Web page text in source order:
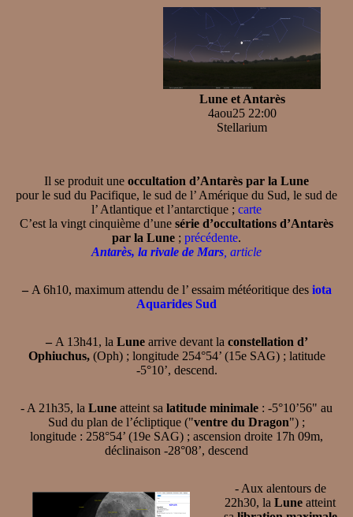
Lune et Antarès
4aou25 22:00
Stellarium
Il se produit une occultation d’Antarès par la Lune
pour le sud du Pacifique, le sud de l’ Amérique du Sud, le sud de
l’ Atlantique et l’antarctique ; carte
C’est la vingt cinquième d’une série d’occultations d’Antarès
par la Lune ; précédente.
Antarès, la rivale de Mars , article
–A 6h10, maximum attendu de l’ essaim météoritique des iota
Aquarides Sud
–A 13h41, la Lunearrive devant la constellation d’
Ophiuchus,(Oph) ; longitude 254°54’ (15e SAG) ; latitude
-5°10’, descend.
- A 21h35, la Lune atteint sa latitude minimale : -5°10’56" au
Sud du plan de l’écliptique ("ventre du Dragon") ;
longitude : 258°54’ (19e SAG) ; ascension droite 17h 09m,
déclinaison -28°08’, descend
- Aux alentours de
22h30, la Lune atteint